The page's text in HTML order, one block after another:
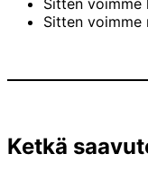
Sitten voimme
Ketkä